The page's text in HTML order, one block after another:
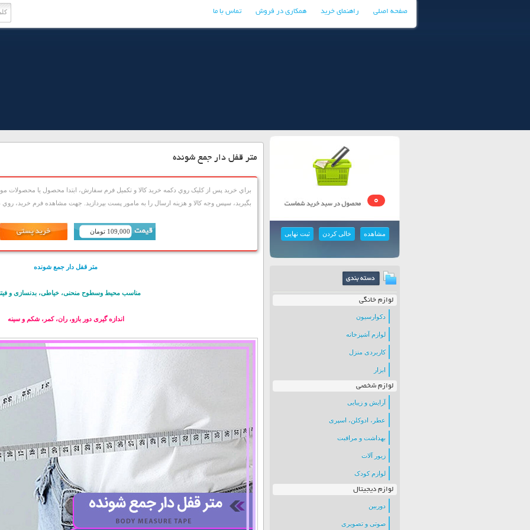
صفحه اصلی راهنمای خرید همکاری در فروش تماس با ما
0
مشاهده خالی کردن ثبت نهایی
لوازم خانگی
دکوارسیون
لوازم آشپزخانه
کاربردی منزل
ابزار
لوازم شخصی
آرایش و زیبایی
عطر، ادوکلن، اسپری
بهداشت و مراقبت
زیور آلات
لوازم کودک
لوازم دیجیتال
دوربین
صوتی و تصویری
متر قفل دار جمع شونده
براي خريد پس از کليک روي دکمه خريد کالا و تکميل فرم سفارش، ابتدا محصول يا محصولات
بگيريد، سپس وجه کالا و هزينه ارسال را به مامور پست بپردازيد. جهت مشاهده فرم خريد، روي
109,000 تومان
متر قفل دار جمع شونده
مناسب محیط وسطوح منحنی، خیاطی، بدنسازی و
اندازه گیری دور بازو، ران، کمر، شکم و سینه